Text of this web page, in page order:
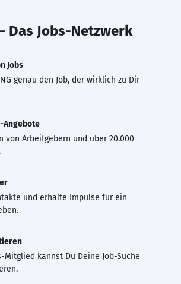
Das Jobs-Netzwerk
Jobs
genau den Job, der wirklich zu Dir
Angebote
von Arbeitgebern und über 20.000
und erhalte Impulse für ein
Mitglied kannst Du Deine Job-Suche